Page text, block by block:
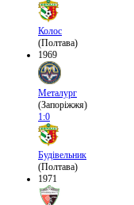
Колос
(Полтава)
1969
Металург
(Запоріжжя)
1:0
Будівельник
(Полтава)
1971